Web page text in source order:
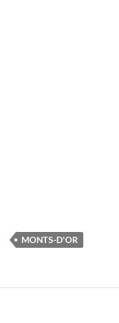
MONTS-D'OR